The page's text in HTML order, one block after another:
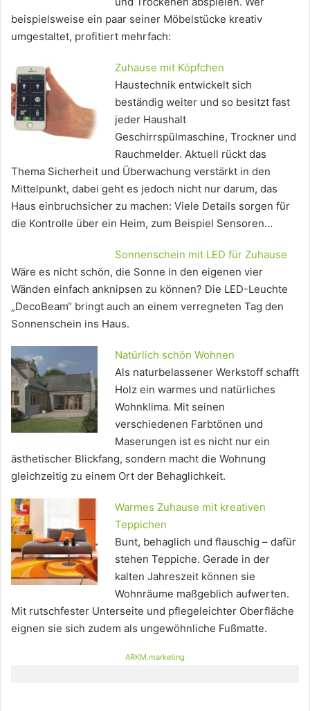
beispielsweise ein paar seiner Möbelstücke kreativ
umgestaltet, profitiert mehrfach:
Zuhause mit Köpfchen
Haustechnik entwickelt sich
beständig weiter und so besitzt fast
jeder Haushalt
Geschirrspülmaschine, Trockner und
Rauchmelder. Aktuell rückt das
Thema Sicherheit und Überwachung verstärkt in den
Mittelpunkt, dabei geht es jedoch nicht nur darum, das
Haus einbruchsicher zu machen: Viele Details sorgen für
die Kontrolle über ein Heim, zum Beispiel Sensoren…
Sonnenschein mit LED für Zuhause
Wäre es nicht schön, die Sonne in den eigenen vier
Wänden einfach anknipsen zu können? Die LED-Leuchte
„DecoBeam“ bringt auch an einem verregneten Tag den
Sonnenschein ins Haus.
Natürlich schön Wohnen
Als naturbelassener Werkstoff schafft
Holz ein warmes und natürliches
Wohnklima. Mit seinen
verschiedenen Farbtönen und
Maserungen ist es nicht nur ein
ästhetischer Blickfang, sondern macht die Wohnung
gleichzeitig zu einem Ort der Behaglichkeit.
Warmes Zuhause mit kreativen
Teppichen
Bunt, behaglich und flauschig – dafür
stehen Teppiche. Gerade in der
kalten Jahreszeit können sie
Wohnräume maßgeblich aufwerten.
Mit rutschfester Unterseite und pflegeleichter Oberfläche
eignen sie sich zudem als ungewöhnliche Fußmatte.
ARKM.marketing